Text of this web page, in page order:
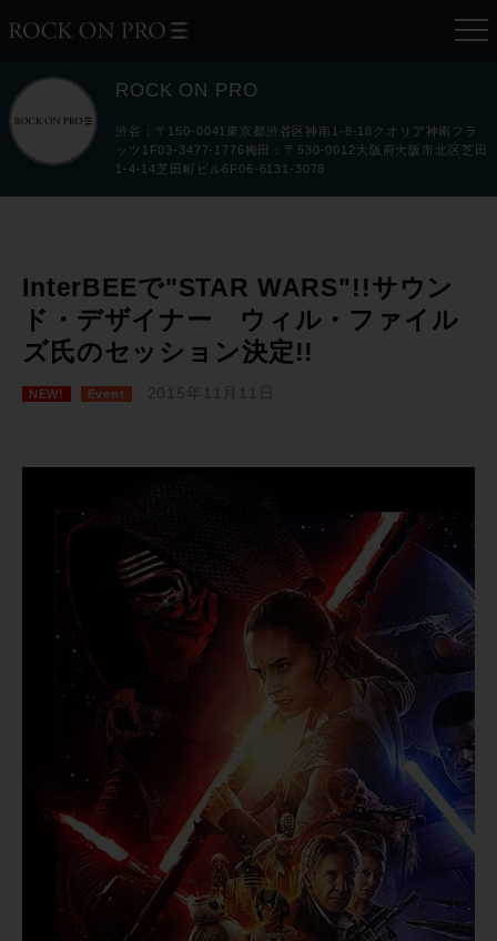
ROCK ON PRO
渋谷：〒150-0041東京都渋谷区神南1-8-18クオリア神南フラ
ッツ1F03-3477-1776梅田：〒530-0012大阪府大阪市北区芝田
1-4-14芝田町ビル6F06-6131-3078
InterBEEで"STAR WARS"!!サウン
ド・デザイナー ウィル・ファイル
ズ氏のセッション決定!!
NEW! Event 2015年11月11日